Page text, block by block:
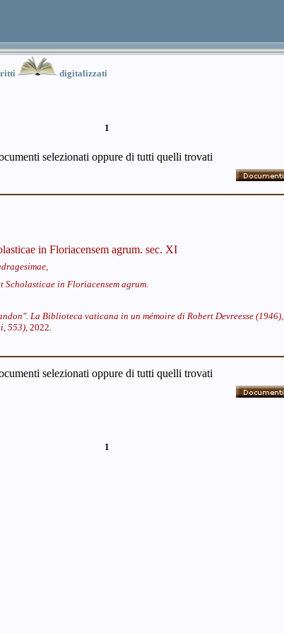
digitalizzati
1
selezionati oppure di tutti quelli trovati
in Floriacensem agrum. sec. XI
Scholasticae in Floriacensem agrum.
La Biblioteca vaticana in un mémoire di Robert Devreesse (1946),
553),2022.
selezionati oppure di tutti quelli trovati
1